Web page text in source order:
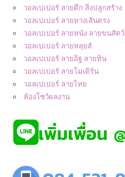
วอลเปเปอร์ ลายตึก สิ่งปลูกสร้าง
วอลเปเปอร์ ลายทางเส้นตรง
วอลเปเปอร์ ลายหนัง ลายขนสัตว์
วอลเปเปอร์ ลายหลุยส์
วอลเปเปอร์ ลายอิฐ ลายหิน
วอลเปเปอร์ ลายโมเดิร์น
วอลเปเปอร์ ลายไทย
ห้องโชว์ผลงาน